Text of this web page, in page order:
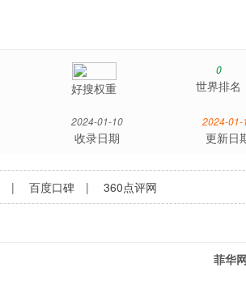
好搜权重
0
世界排名
2024-01-10
收录日期
2024-01-
更新日
|百度口碑 |360点评网
菲华